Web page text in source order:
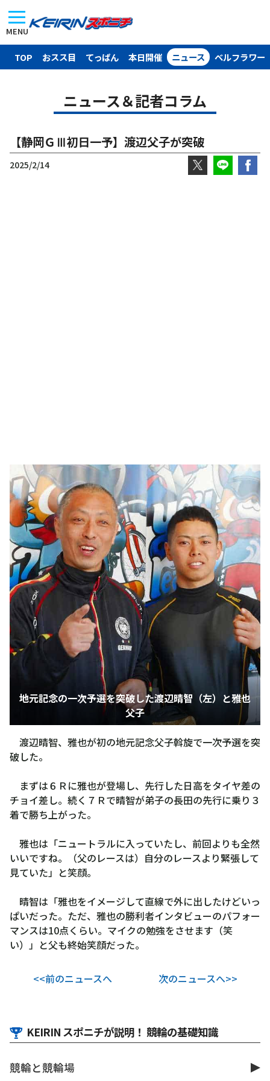
MENU
TOP おスス目 てっぱん 本日開催 ニュース ベルフラワー
ニュース＆記者コラム
【静岡ＧⅢ初日一予】渡辺父子が突破
2025/2/14
地元記念の一次予選を突破した渡辺晴智（左）と雅也
父子
渡辺晴智、雅也が初の地元記念父子斡旋で一次予選を突
破した。
まずは６Ｒに雅也が登場し、先行した日高をタイヤ差の
チョイ差し。続く７Ｒで晴智が弟子の長田の先行に乗り３
着で勝ち上がった。
雅也は「ニュートラルに入っていたし、前回よりも全然
いいですね。（父のレースは）自分のレースより緊張して
見ていた」と笑顔。
晴智は「雅也をイメージして直線で外に出したけどいっ
ぱいだった。ただ、雅也の勝利者インタビューのパフォー
マンスは10点くらい。マイクの勉強をさせます（笑
い）」と父も終始笑顔だった。
<<前のニュースへ 次のニュースへ>>
KEIRIN スポニチが説明！ 競輪の基礎知識
競輪と競輪場